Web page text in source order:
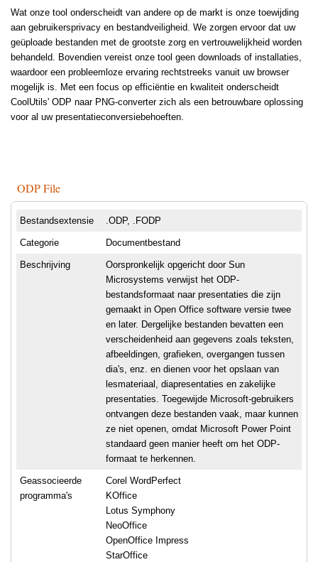
Wat onze tool onderscheidt van andere op de markt is onze toewijding
aan gebruikersprivacy en bestandveiligheid. We zorgen ervoor dat uw
geüploade bestanden met de grootste zorg en vertrouwelijkheid worden
behandeld. Bovendien vereist onze tool geen downloads of installaties,
waardoor een probleemloze ervaring rechtstreeks vanuit uw browser
mogelijk is. Met een focus op efficiëntie en kwaliteit onderscheidt
CoolUtils' ODP naar PNG-converter zich als een betrouwbare oplossing
voor al uw presentatieconversiebehoeften.
ODP File
Bestandsextensie .ODP, .FODP
Categorie Documentbestand
Beschrijving
Oorspronkelijk opgericht door Sun
Microsystems verwijst het ODP-
bestandsformaat naar presentaties die zijn
gemaakt in Open Office software versie twee
en later. Dergelijke bestanden bevatten een
verscheidenheid aan gegevens zoals teksten,
afbeeldingen, grafieken, overgangen tussen
dia's, enz. en dienen voor het opslaan van
lesmateriaal, diapresentaties en zakelijke
presentaties. Toegewijde Microsoft-gebruikers
ontvangen deze bestanden vaak, maar kunnen
ze niet openen, omdat Microsoft Power Point
standaard geen manier heeft om het ODP-
formaat te herkennen.
Geassocieerde
programma's
Corel WordPerfect
KOffice
Lotus Symphony
NeoOffice
OpenOffice Impress
StarOffice